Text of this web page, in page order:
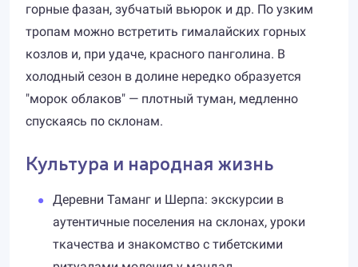
горные фазан, зубчатый вьюрок и др. По узким
тропам можно встретить гималайских горных
козлов и, при удаче, красного панголина. В
холодный сезон в долине нередко образуется
"морок облаков" — плотный туман, медленно
спускаясь по склонам.
Культура и народная жизнь
Деревни Таманг и Шерпа: экскурсии в
аутентичные поселения на склонах, уроки
ткачества и знакомство с тибетскими